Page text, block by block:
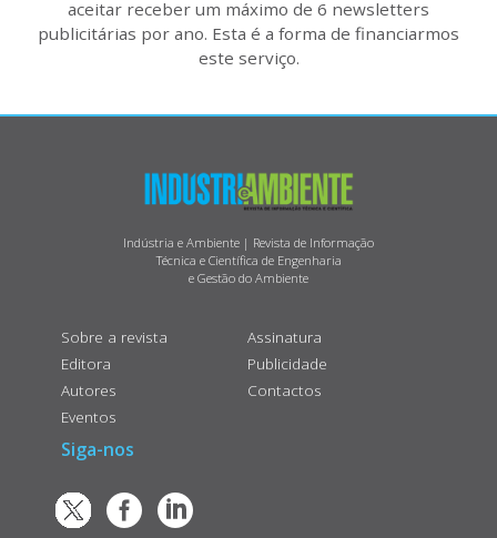
aceitar receber um máximo de 6 newsletters
publicitárias por ano. Esta é a forma de financiarmos
este serviço.
Indústria e Ambiente | Revista de Informação
Técnica e Científica de Engenharia
e Gestão do Ambiente
Sobre a revista
Editora
Autores
Eventos
Assinatura
Publicidade
Contactos
Siga-nos